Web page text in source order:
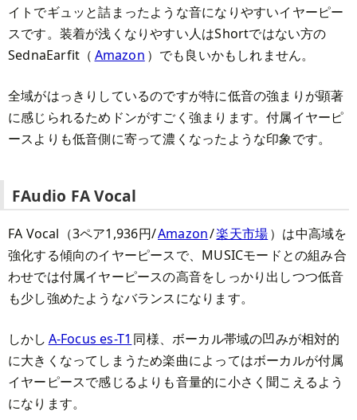
イトでギュッと詰まったような音になりやすいイヤーピー
スです。装着が浅くなりやすい人はShortではない方の
SednaEarfit（ Amazon ）でも良いかもしれません。
全域がはっきりしているのですが特に低音の強まりが顕著
に感じられるためドンがすごく強まります。付属イヤーピ
ースよりも低音側に寄って濃くなったような印象です。
FAudio FA Vocal
FA Vocal（3ペア1,936円/Amazon/楽天市場）は中高域を
強化する傾向のイヤーピースで、MUSICモードとの組み合
わせでは付属イヤーピースの高音をしっかり出しつつ低音
も少し強めたようなバランスになります。
しかし A-Focus es-T1 同様、ボーカル帯域の凹みが相対的
に大きくなってしまうため楽曲によってはボーカルが付属
イヤーピースで感じるよりも音量的に小さく聞こえるよう
になります。